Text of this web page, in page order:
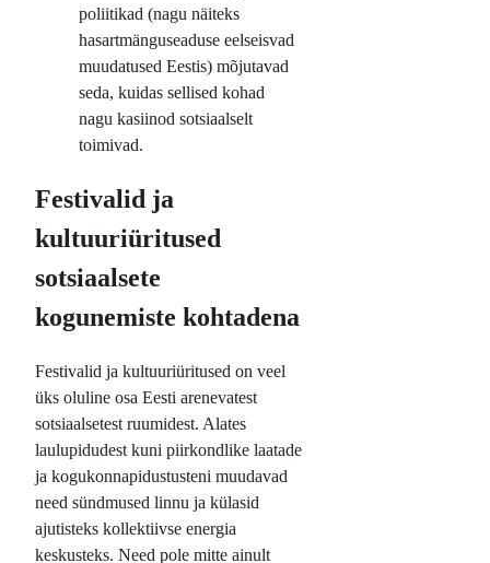
poliitikad (nagu näiteks
hasartmänguseaduse eelseisvad
muudatused Eestis) mõjutavad
seda, kuidas sellised kohad
nagu kasiinod sotsiaalselt
toimivad.
Festivalid ja
kultuuriüritused
sotsiaalsete
kogunemiste kohtadena
Festivalid ja kultuuriüritused on veel
üks oluline osa Eesti arenevatest
sotsiaalsetest ruumidest. Alates
laulupidudest kuni piirkondlike laatade
ja kogukonnapidustusteni muudavad
need sündmused linnu ja külasid
ajutisteks kollektiivse energia
keskusteks. Need pole mitte ainult